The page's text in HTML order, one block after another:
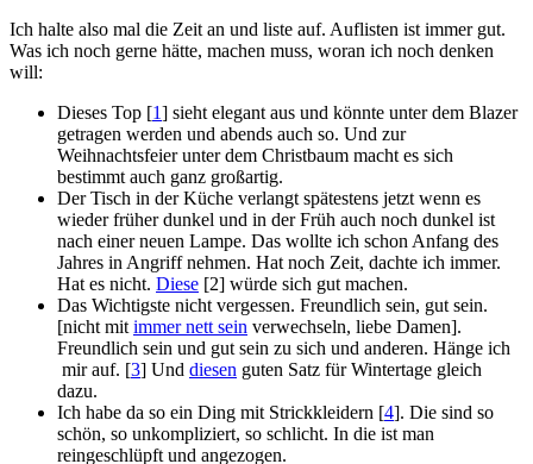
Ich halte also mal die Zeit an und liste auf. Auflisten ist immer gut.
Was ich noch gerne hätte, machen muss, woran ich noch denken
will:
Dieses Top [1] sieht elegant aus und könnte unter dem Blazer
getragen werden und abends auch so. Und zur
Weihnachtsfeier unter dem Christbaum macht es sich
bestimmt auch ganz großartig.
Der Tisch in der Küche verlangt spätestens jetzt wenn es
wieder früher dunkel und in der Früh auch noch dunkel ist
nach einer neuen Lampe. Das wollte ich schon Anfang des
Jahres in Angriff nehmen. Hat noch Zeit, dachte ich immer.
Hat es nicht. Diese [2] würde sich gut machen.
Das Wichtigste nicht vergessen. Freundlich sein, gut sein.
[nicht mit immer nett sein verwechseln, liebe Damen].
Freundlich sein und gut sein zu sich und anderen. Hänge ich
mir auf. [3] Und diesen guten Satz für Wintertage gleich
dazu.
Ich habe da so ein Ding mit Strickkleidern [4]. Die sind so
schön, so unkompliziert, so schlicht. In die ist man
reingeschlüpft und angezogen.